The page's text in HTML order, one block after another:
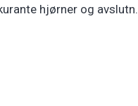
hjørner og avslutn.